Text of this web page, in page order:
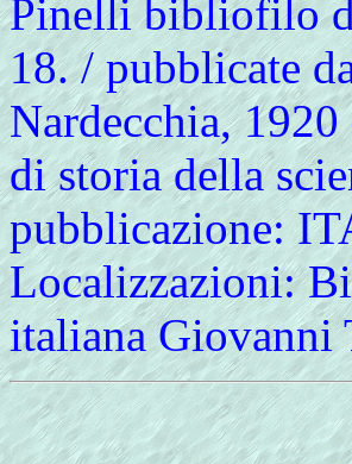
Pinelli bibliofilo
18. / pubblicate
Nardecchia,
di storia della
pubblicazione:
Localizzazioni:
italiana Giovanni